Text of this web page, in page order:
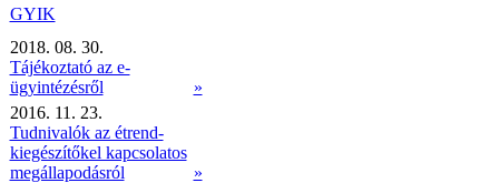
GYIK
2018. 08. 30.
Tájékoztató az e-
ügyintézésről
»
2016. 11. 23.
Tudnivalók az étrend-
kiegészítőkel kapcsolatos
megállapodásról
»